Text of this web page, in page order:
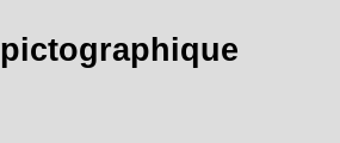
pictographique